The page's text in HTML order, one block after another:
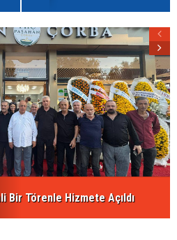
Bir Törenle Hizmete Açıldı